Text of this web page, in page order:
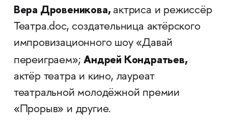
Вера Дровеникова, актриса и режиссёр
Театра.doc, создательница актёрского
импровизационного шоу «Давай
переиграем»;Андрей Кондратьев,
актёр театра и кино, лауреат
театральной молодёжной премии
«Прорыв» и другие.